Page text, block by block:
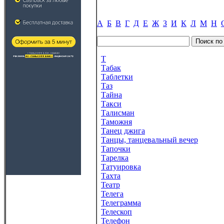
А Б В Г Д Е Ж З И К Л М Н
Т
Табак
Таблетки
Таз
Тайна
Такси
Талисман
Таможня
Танец джига
Танцы, танцевальный вечер
Тапочки
Тарелка
Татуировка
Тахта
Театр
Телега
Телеграмма
Телескоп
Телефон